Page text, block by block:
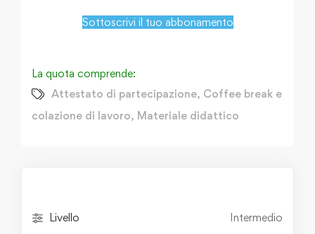
Sottoscrivi il tuo abbonamento
La quota comprende:
Attestato di partecipazione, Coffee break e
colazione di lavoro, Materiale didattico
Livello Intermedio